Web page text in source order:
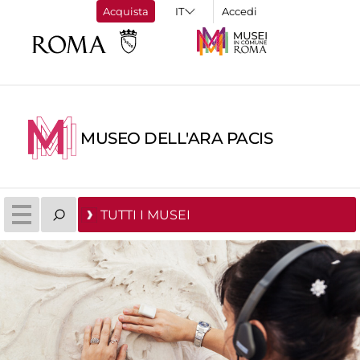
Acquista Accedi
MUSEO DELL'ARA PACIS
TUTTI I MUSEI